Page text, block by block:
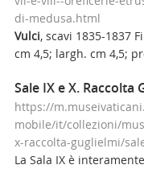
di-medusa.html
Vulci, scavi 1835-1837
cm 4,5; largh. cm 4,5;
Sale IX e X. Raccolta
https://
mobile/it/collezioni/
x-raccolta-guglielmi/
La Sala IX è